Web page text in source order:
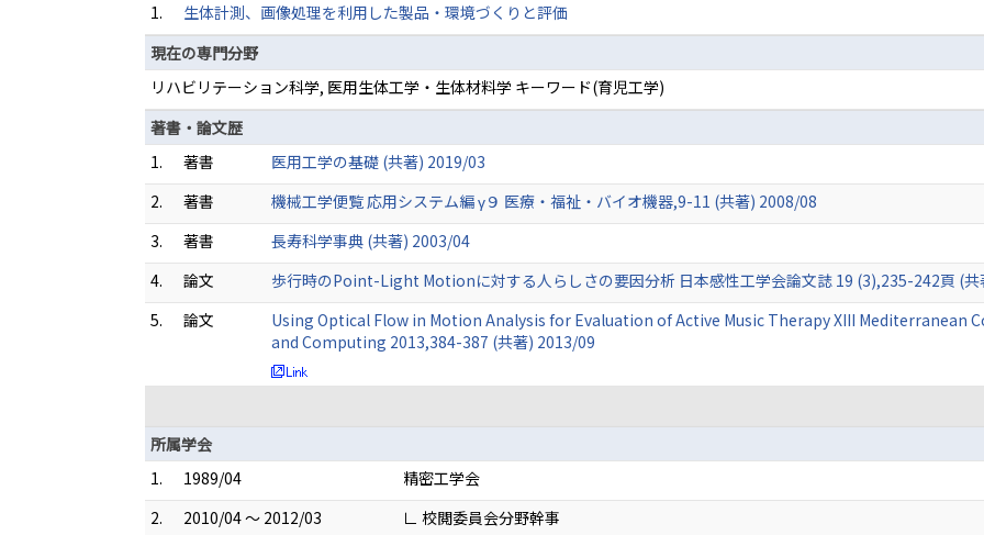
1.
生体計測、画像処理を利用した製品・環境づくりと評価
現在の専門分野
リハビリテーション科学, 医用生体工学・生体材料学 キーワード(育児工学)
著書・論文歴
1.
著書
医用工学の基礎 (共著) 2019/03
2.
著書
機械工学便覧 応用システム編 γ９ 医療・福祉・バイオ機器,9-11 (共著) 2008/08
3.
著書
長寿科学事典 (共著) 2003/04
4.
論文
歩行時のPoint-Light Motionに対する人らしさの要因分析 日本感性工学会論文誌 19 (3),235-242頁 (共
5.
論文
Using Optical Flow in Motion Analysis for Evaluation of Active Music Therapy XIII Mediterranean
and Computing 2013,384-387 (共著) 2013/09
所属学会
1.
1989/04
精密工学会
2.
2010/04 ～ 2012/03
∟ 校閲委員会分野幹事